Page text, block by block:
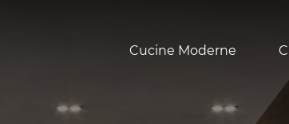
Cucine Moderne